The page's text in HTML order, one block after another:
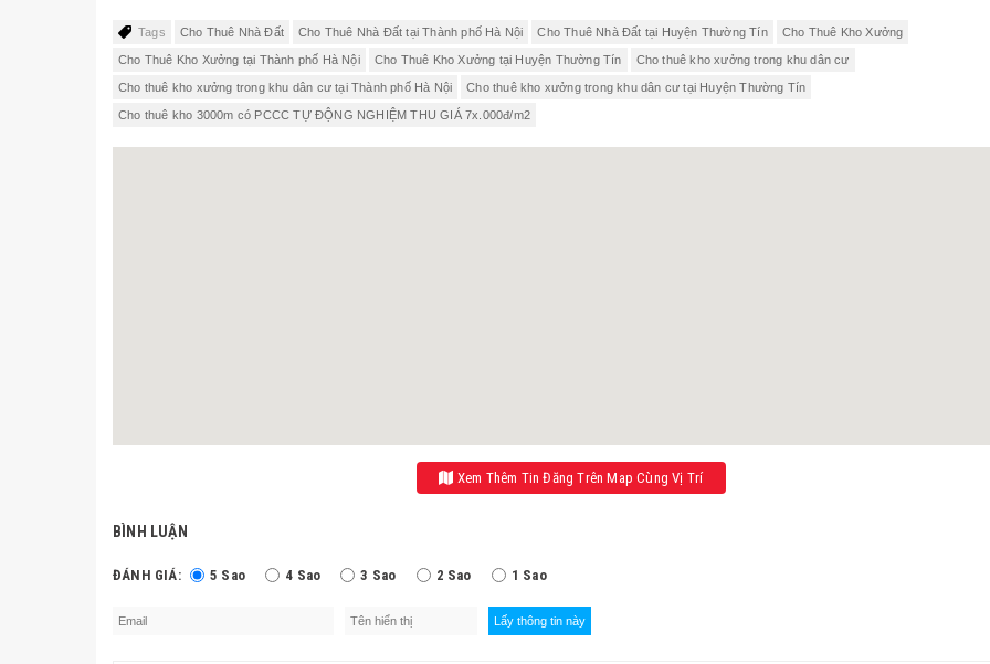
Tags Cho Thuê Nhà Đất Cho Thuê Nhà Đất tại Thành phố Hà Nội Cho Thuê Nhà Đất tại Huyện Thường Tín Cho Thuê Kho Xưởng
Cho Thuê Kho Xưởng tại Thành phố Hà Nội Cho Thuê Kho Xưởng tại Huyện Thường Tín Cho thuê kho xưởng trong khu dân cư
Cho thuê kho xưởng trong khu dân cư tại Thành phố Hà Nội Cho thuê kho xưởng trong khu dân cư tại Huyện Thường Tín
Cho thuê kho 3000m có PCCC TỰ ĐỘNG NGHIỆM THU GIÁ 7x.000đ/m2
Xem Thêm Tin Đăng Trên Map Cùng Vị Trí
BÌNH LUẬN
ĐÁNH GIÁ: 5 Sao 4 Sao 3 Sao 2 Sao 1 Sao